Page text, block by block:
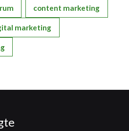
content marketing
marketing